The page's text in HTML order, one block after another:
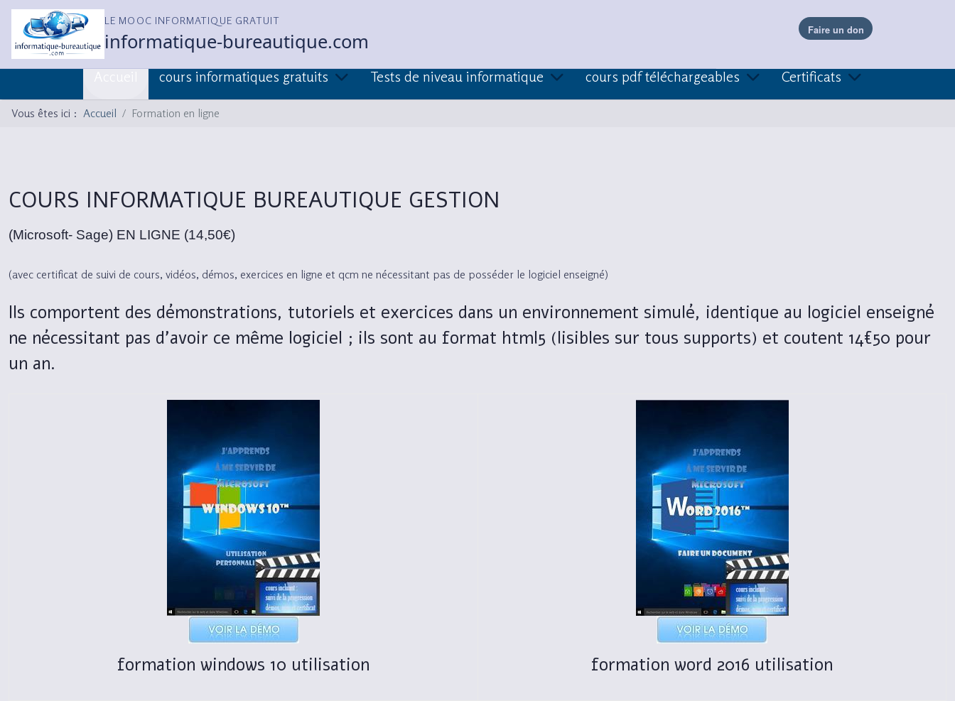
LE MOOC INFORMATIQUE GRATUIT
informatique-bureautique.com
cours informatiques gratuits Tests de niveau informatique cours pdf téléchargeables Certificats
Vous êtes ici : Accueil Formation en ligne
COURS INFORMATIQUE BUREAUTIQUE GESTION
(Microsoft- Sage) EN LIGNE (14,50€)
(avec certificat de suivi de cours, vidéos, démos, exercices en ligne et qcm ne nécessitant pas de posséder le logiciel enseigné)
Ils comportent des démonstrations, tutoriels et exercices dans un environnement simulé, identique au logiciel enseigné
ne nécessitant pas d'avoir ce même logiciel ; ils sont au format html5 (lisibles sur tous supports) et coutent 14€50 pour
un an.
formation windows 10 utilisation formation word 2016 utilisation